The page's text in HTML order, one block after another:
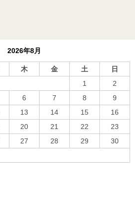
2026年8月
木 金 土
日
1
2
6 7 8
9
13 14 15
16
20 21 22
23
27 28 29
30